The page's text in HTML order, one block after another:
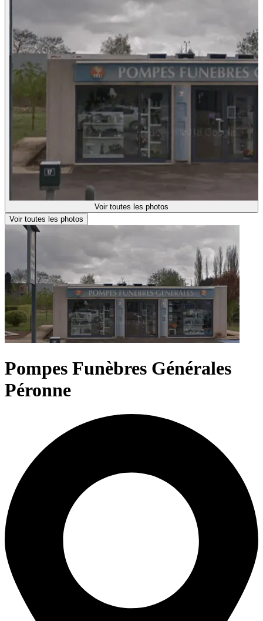
Voir toutes les photos
Voir toutes les photos
Pompes Funèbres Générales
Péronne